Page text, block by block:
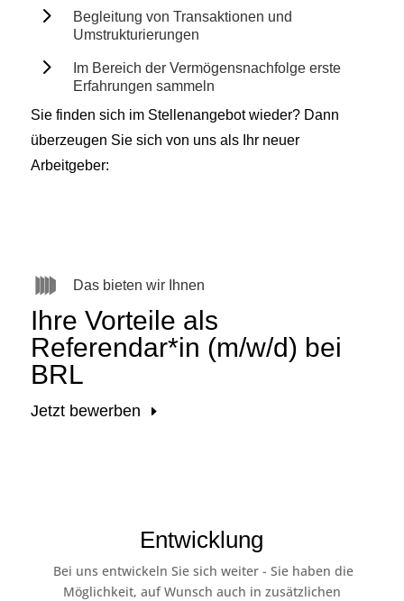
5
Begleitung von Transaktionen und
Umstrukturierungen
5
Im Bereich der Vermögensnachfolge erste
Erfahrungen sammeln
Sie finden sich im Stellenangebot wieder? Dann
überzeugen Sie sich von uns als Ihr neuer
Arbeitgeber:
Das bieten wir Ihnen
Ihre Vorteile als
Referendar*in (m/w/d) bei
BRL
Jetzt bewerben
Entwicklung
Bei uns entwickeln Sie sich weiter - Sie haben die
Möglichkeit, auf Wunsch auch in zusätzlichen